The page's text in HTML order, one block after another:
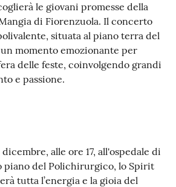
le giovani promesse della
di Fiorenzuola. Il concerto
situata al piano terra del
momento emozionante per
delle feste, coinvolgendo grandi
e passione.
alle ore 17, all'ospedale di
piano del Polichirurgico, lo Spirit
tutta l’energia e la gioia del